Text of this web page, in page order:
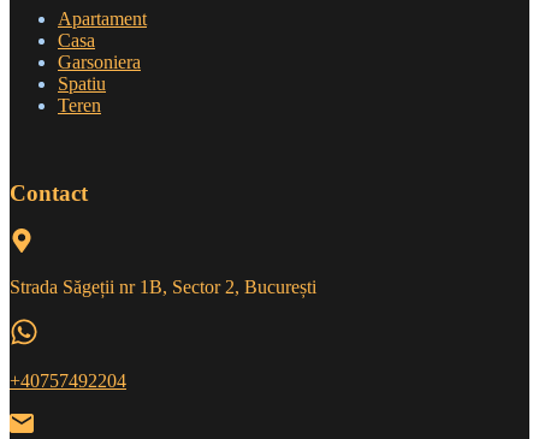
Apartament
Casa
Garsoniera
Spatiu
Teren
Contact
Strada Săgeții nr 1B, Sector 2, București
+40757492204